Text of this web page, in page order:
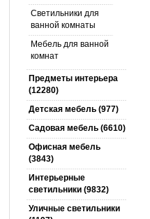
Светильники для
ванной комнаты
Мебель для ванной
комнат
Предметы интерьера
(12280)
Детская мебель (977)
Садовая мебель (6610)
Офисная мебель
(3843)
Интерьерные
светильники (9832)
Уличные светильники